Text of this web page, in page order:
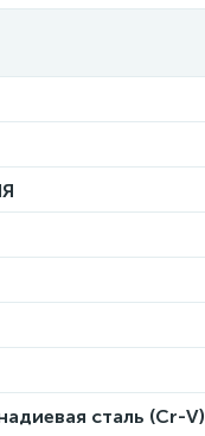
сталь (Cr-V)